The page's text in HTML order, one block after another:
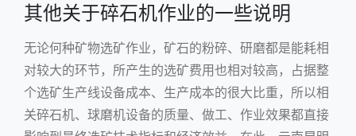
其他关于碎石机作业的一些说明
无论何种矿物选矿作业，矿石的粉碎、研磨都是能耗相
对较大的环节，所产生的选矿费用也相对较高，占据整
个选矿生产线设备成本、生产成本的很大比重，所以相
关碎石机、球磨机设备的质量、做工、作业效果都直接